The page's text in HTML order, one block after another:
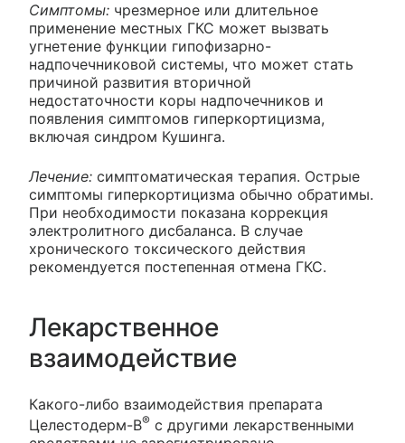
Симптомы: чрезмерное или длительное
применение местных ГКС может вызвать
угнетение функции гипофизарно-
надпочечниковой системы, что может стать
причиной развития вторичной
недостаточности коры надпочечников и
появления симптомов гиперкортицизма,
включая синдром Кушинга.
Лечение: симптоматическая терапия. Острые
симптомы гиперкортицизма обычно обратимы.
При необходимости показана коррекция
электролитного дисбаланса. В случае
хронического токсического действия
рекомендуется постепенная отмена ГКС.
Лекарственное
взаимодействие
Какого-либо взаимодействия препарата
Целестодерм-В® с другими лекарственными